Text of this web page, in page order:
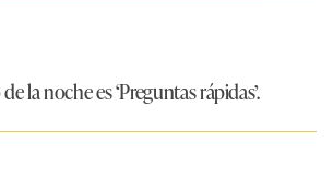
la noche es ‘Preguntas rápidas’.